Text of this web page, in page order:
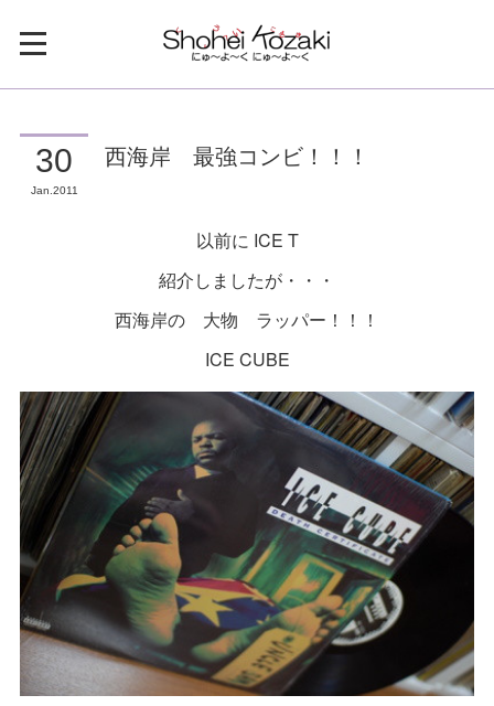
30
Jan 2011
西海岸 最強コンビ！！！
以前に ICE T
紹介しましたが・・・
西海岸の 大物 ラッパー！！！
ICE CUBE